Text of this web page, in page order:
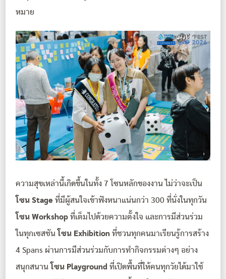
หมาย
ความสุขเหล่านี้เกิดขึ้นในทั้ง 7 โซนหลักของงาน ไม่ว่าจะเป็น
โซน Stage ที่มีผู้สนใจเข้าฟังหนาแน่นกว่า 300 ที่นั่งในทุกวัน
โซน Workshop ที่เต็มไปด้วยความตั้งใจ และการมีส่วนร่วม
ในทุกเซสชัน โซน Exhibition ที่ชวนทุกคนมาเรียนรู้การสร้าง
4 Spans ผ่านการมีส่วนร่วมกับการทำกิจกรรมต่างๆ อย่าง
สนุกสนาน โซน Playground ที่เปิดพื้นที่ให้คนทุกวัยได้มาใช้